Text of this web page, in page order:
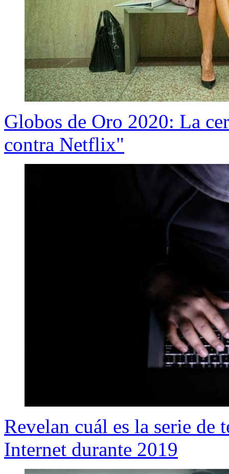
Globos de Oro 2020: La
contra Netflix"
Revelan cuál es la serie de
Internet durante 2019